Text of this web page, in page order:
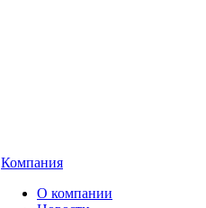
Компания
О компании